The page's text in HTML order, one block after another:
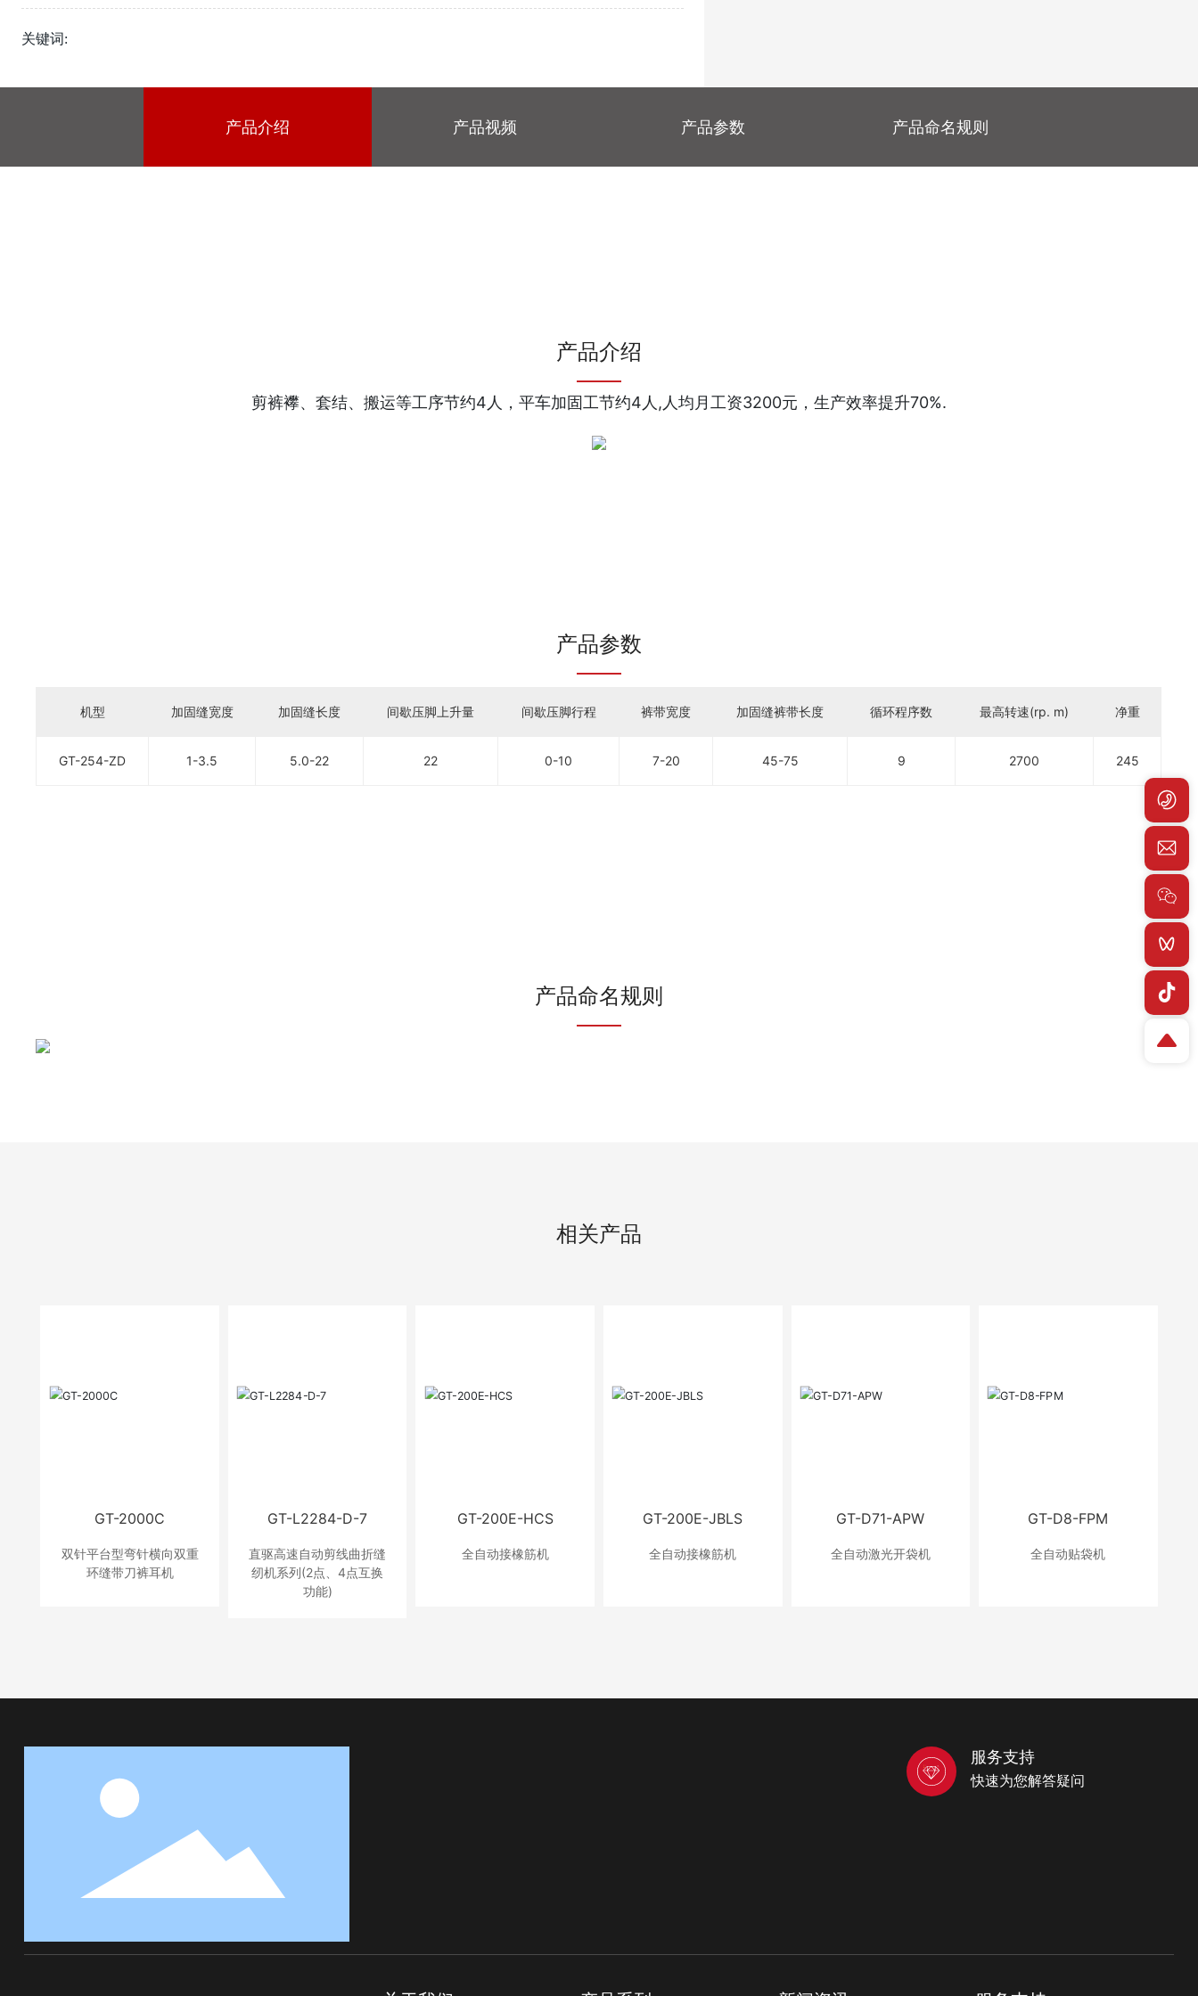
关键词:
产品介绍 产品视频 产品参数 产品命名规则
产品介绍
剪裤襻、套结、搬运等工序节约4人，平车加固工节约4人,人均月工资3200元，生产效率提升70%.
产品参数
机型 加固缝宽度 加固缝长度 间歇压脚上升量 间歇压脚行程 裤带宽度 加固缝裤带长度 循环程序数 最高转速(rp. m) 净重
GT-254-ZD 1-3.5 5.0-22 22 0-10 7-20 45-75 9 2700 245
产品命名规则
相关产品
GT-2000C
双针平台型弯针横向双重
环缝带刀裤耳机
GT-L2284-D-7
直驱高速自动剪线曲折缝
纫机系列(2点、4点互换
功能)
GT-200E-HCS
全自动接橡筋机
GT-200E-JBLS
全自动接橡筋机
GT-D71-APW
全自动激光开袋机
GT-D8-FPM
全自动贴袋机
服务支持
快速为您解答疑问